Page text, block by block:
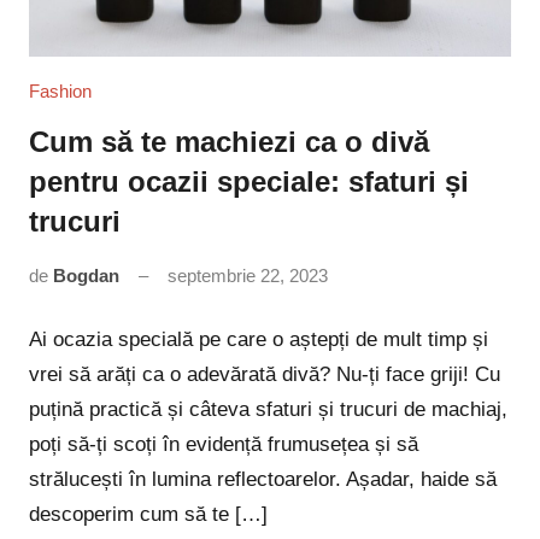
Fashion
Cum să te machiezi ca o divă
pentru ocazii speciale: sfaturi și
trucuri
de Bogdan septembrie 22, 2023
Ai ocazia specială pe care o aștepți de mult timp și
vrei să arăți ca o adevărată divă? Nu-ți face griji! Cu
puțină practică și câteva sfaturi și trucuri de machiaj,
poți să-ți scoți în evidență frumusețea și să
strălucești în lumina reflectoarelor. Așadar, haide să
descoperim cum să te […]